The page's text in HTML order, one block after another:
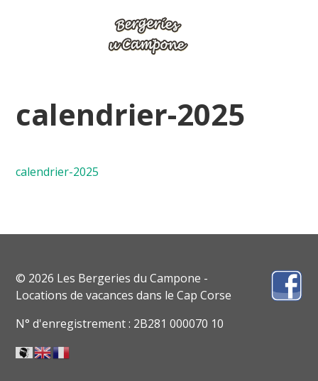
calendrier-2025
calendrier-2025
© 2026 Les Bergeries du Campone -
Locations de vacances dans le Cap Corse
N° d'enregistrement : 2B281 000070 10